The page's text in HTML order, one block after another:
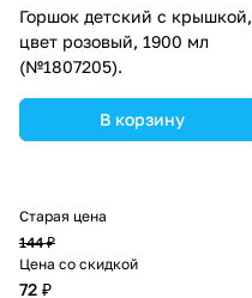
Горшок детский с крышкой,
цвет розовый, 1900 мл
(№1807205).
В корзину
Старая цена
144 ₽
Цена со скидкой
72 ₽